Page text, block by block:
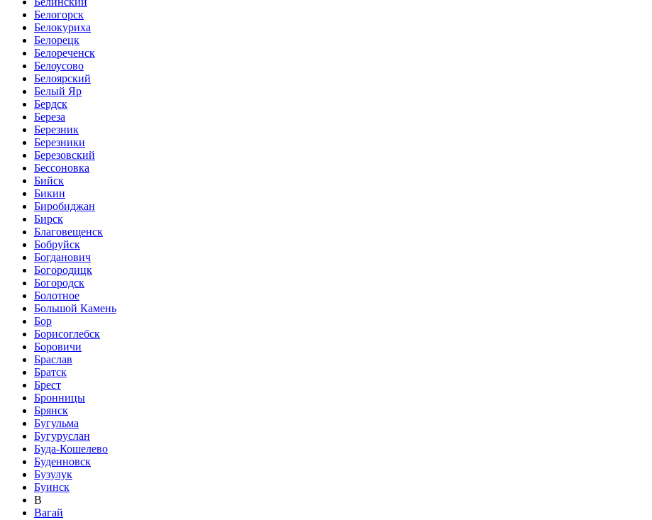
Белогорск
Белокуриха
Белорецк
Белореченск
Белоусово
Белоярский
Белый Яр
Бердск
Береза
Березник
Березники
Березовский
Бессоновка
Бийск
Бикин
Биробиджан
Бирск
Благовещенск
Бобруйск
Богданович
Богородицк
Богородск
Болотное
Большой Камень
Бор
Борисоглебск
Боровичи
Браслав
Братск
Брест
Бронницы
Брянск
Бугульма
Бугуруслан
Буда-Кошелево
Буденновск
Бузулук
Буинск
В
Вагай